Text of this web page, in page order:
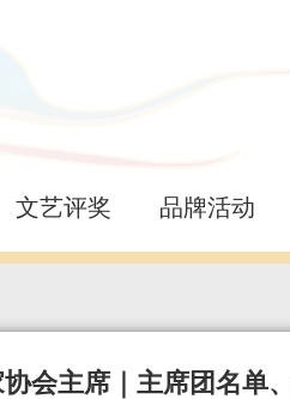
文艺评奖 品牌活动
会主席｜主席团名单